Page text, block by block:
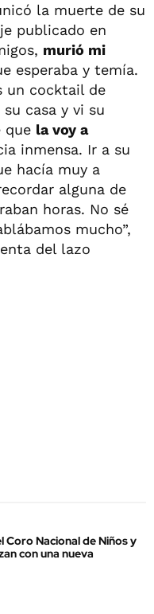
la muerte de su
publicado en
murió mi
esperaba y temía.
un cocktail de
casa y vi su
que la voy a
inmensa. Ir a su
hacía muy a
alguna de
horas. No sé
mucho”,
del lazo
Coro Nacional de Niños y
con una nueva